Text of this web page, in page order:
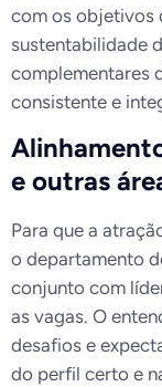
com os objetivos
sustentabilidade
complementares
consistente e
e outras
Para que a
o departamento
conjunto com
as vagas. O
desafios e
do perfil certo e